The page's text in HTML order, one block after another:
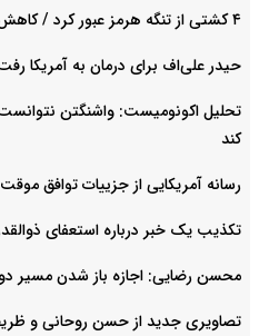
۴ کشتی از تنگه هرمز عبور کرد / کاهش۳۴درصدی ترافیک
حیدر علی‌اف برای درمان به آمریکا
تحلیل اکونومیست: واشنگتن نتوانست
کند
رسانه آمریکایی از جزییات توافق موقت
تکذیب یک خبر درباره استعفای
محسن رضایی: اجازه باز شدن مسیر
تصاویری جدید از حسن روحانی و